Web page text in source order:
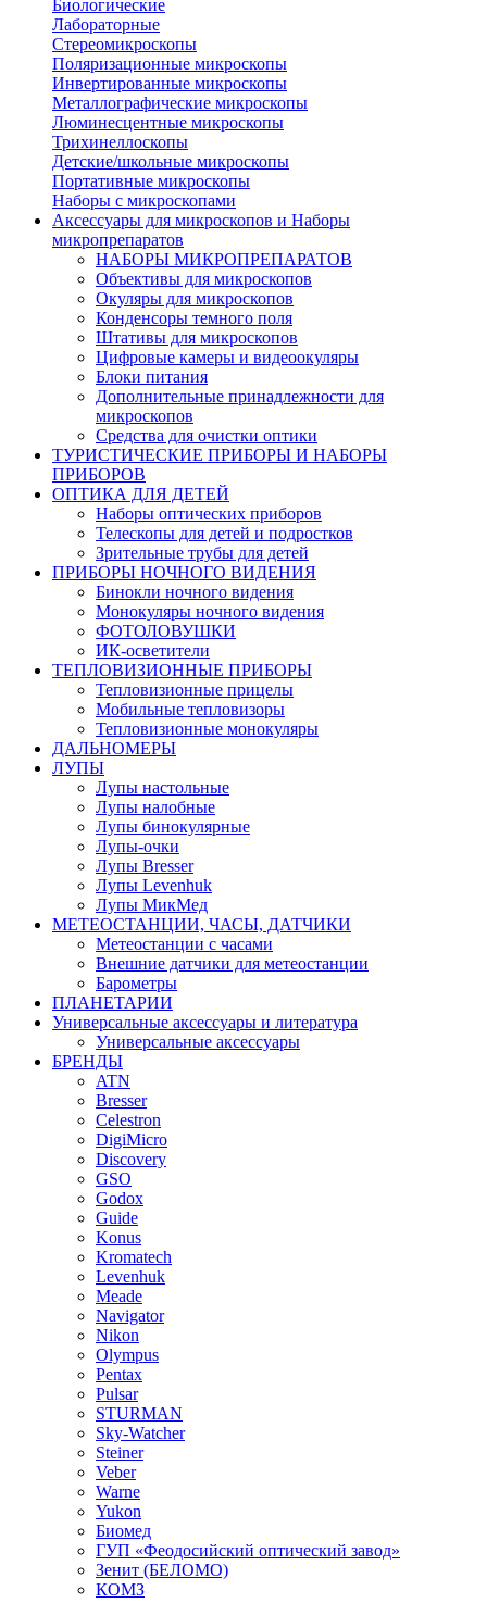
Биологические
Лабораторные
Стереомикроскопы
Поляризационные микроскопы
Инвертированные микроскопы
Металлографические микроскопы
Люминесцентные микроскопы
Трихинеллоскопы
Детские/школьные микроскопы
Портативные микроскопы
Наборы с микроскопами
Аксессуары для микроскопов и Наборы
микропрепаратов
НАБОРЫ МИКРОПРЕПАРАТОВ
Объективы для микроскопов
Окуляры для микроскопов
Конденсоры темного поля
Штативы для микроскопов
Цифровые камеры и видеоокуляры
Блоки питания
Дополнительные принадлежности для
микроскопов
Средства для очистки оптики
ТУРИСТИЧЕСКИЕ ПРИБОРЫ И НАБОРЫ
ПРИБОРОВ
ОПТИКА ДЛЯ ДЕТЕЙ
Наборы оптических приборов
Телескопы для детей и подростков
Зрительные трубы для детей
ПРИБОРЫ НОЧНОГО ВИДЕНИЯ
Бинокли ночного видения
Монокуляры ночного видения
ФОТОЛОВУШКИ
ИК-осветители
ТЕПЛОВИЗИОННЫЕ ПРИБОРЫ
Тепловизионные прицелы
Мобильные тепловизоры
Тепловизионные монокуляры
ДАЛЬНОМЕРЫ
ЛУПЫ
Лупы настольные
Лупы налобные
Лупы бинокулярные
Лупы-очки
Лупы Bresser
Лупы Levenhuk
Лупы МикМед
МЕТЕОСТАНЦИИ, ЧАСЫ, ДАТЧИКИ
Метеостанции с часами
Внешние датчики для метеостанции
Барометры
ПЛАНЕТАРИИ
Универсальные аксессуары и литература
Универсальные аксессуары
БРЕНДЫ
ATN
Bresser
Celestron
DigiMicro
Discovery
GSO
Godox
Guide
Konus
Kromatech
Levenhuk
Meade
Navigator
Nikon
Olympus
Pentax
Pulsar
STURMAN
Sky-Watcher
Steiner
Veber
Warne
Yukon
Биомед
ГУП «Феодосийский оптический завод»
Зенит (БЕЛОМО)
КОМЗ